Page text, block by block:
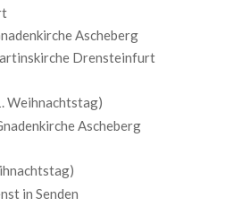
Ascheberg
Drensteinfurt
Weihnachtstag)
Ascheberg
in Senden